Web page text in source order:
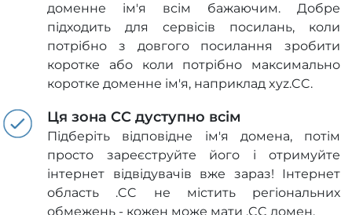
доменне ім'я всім бажаючим. Добре
підходить для сервісів посилань, коли
потрібно з довгого посилання зробити
коротке або коли потрібно максимально
коротке доменне ім'я, наприклад xyz.CC.
Ця зона CC дуступно всім
Підберіть відповідне ім'я домена, потім
просто зареєструйте його і отримуйте
інтернет відвідувачів вже зараз! Інтернет
область .CC не містить регіональних
обмежень - кожен може мати .CC домен.